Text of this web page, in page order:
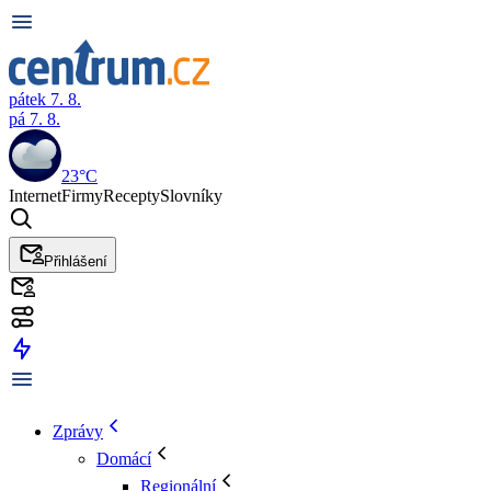
pátek 7. 8.
pá 7. 8.
23°C
InternetFirmyReceptySlovníky
Přihlášení
Zprávy
Domácí
Regionální